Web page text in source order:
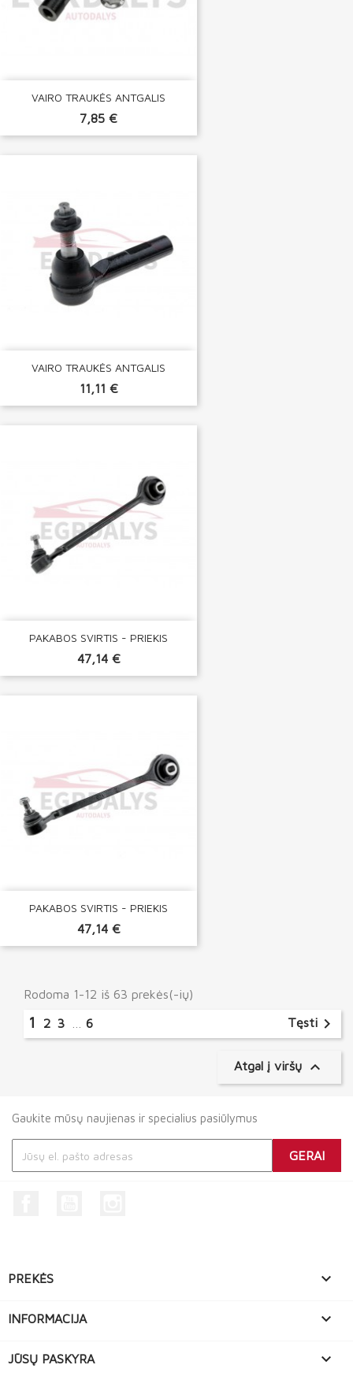
VAIRO TRAUKĖS ANTGALIS
7,85 €
VAIRO TRAUKĖS ANTGALIS
11,11 €
PAKABOS SVIRTIS - PRIEKIS
47,14 €
PAKABOS SVIRTIS - PRIEKIS
47,14 €
Rodoma 1-12 iš 63 prekės(-ių)
1 2 3 6 Tęsti 
Atgal į viršų 
Gaukite mūsų naujienas ir specialius pasiūlymus
PREKĖS 
INFORMACIJA 
JŪSŲ PASKYRA 